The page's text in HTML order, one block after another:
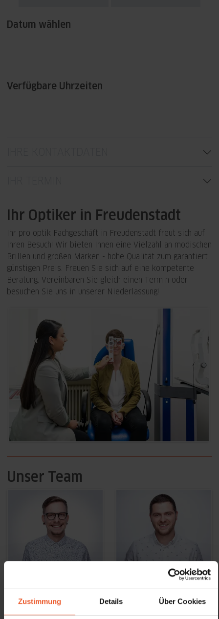
Zustimmung Details Über Cookies
Datum wählen
Verfügbare Uhrzeiten
Ihr Optiker in Freudenstadt
Ihr pro optik Fachgeschäft in Freudenstadt freut sich auf
Ihren Besuch! Wir bieten Ihnen eine Vielzahl an modischen
Brillen und großen Marken - hohe Qualität zum garantiert
günstigen Preis. Freuen Sie sich auf eine kompetente
Beratung. Vereinbaren Sie gleich einen Termin oder
besuchen Sie uns in unserer Niederlassung!
Unser Team